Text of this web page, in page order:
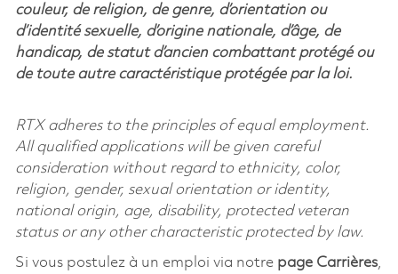
couleur, de religion, de genre, d’orientation ou
d’identité sexuelle, d’origine nationale, d’âge, de
handicap, de statut d’ancien combattant protégé ou
de toute autre caractéristique protégée par la loi.
RTX adheres to the principles of equal employment.
All qualified applications will be given careful
consideration without regard to ethnicity, color,
religion, gender, sexual orientation or identity,
national origin, age, disability, protected veteran
status or any other characteristic protected by law.
Si vous postulez à un emploi via notre page Carrières,